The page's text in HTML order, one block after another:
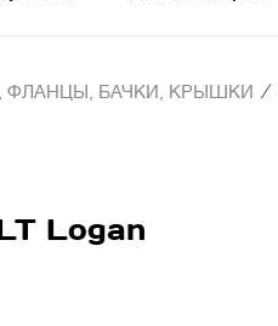
ФЛАНЦЫ, БАЧКИ, КРЫШКИ /
Logan